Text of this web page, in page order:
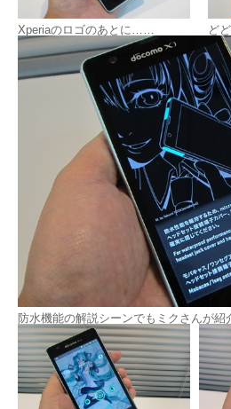
Xperiaのロゴのあとに…… ど
防水機能の解説シーンでもミクさんが紹